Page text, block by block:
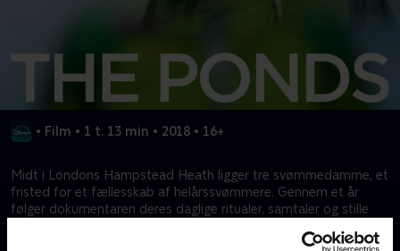
• Film • 1 t. 13 min • 2018 • 16+
Midt i Londons Hampstead Heath ligger tre svømmedamme, et
fristed for et fællesskab af helårssvømmere. Gennem et år
følger dokumentaren deres daglige ritualer, samtaler og stille
finder fællesskab, fordybelse og et øjebliks pause fra byens